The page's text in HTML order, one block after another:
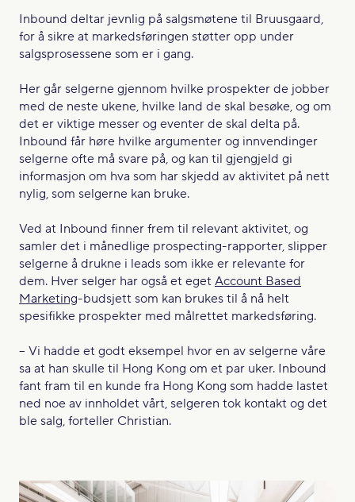
Inbound deltar jevnlig på salgsmøtene til Bruusgaard,
for å sikre at markedsføringen støtter opp under
salgsprosessene som er i gang.
Her går selgerne gjennom hvilke prospekter de jobber
med de neste ukene, hvilke land de skal besøke, og om
det er viktige messer og eventer de skal delta på.
Inbound får høre hvilke argumenter og innvendinger
selgerne ofte må svare på, og kan til gjengjeld gi
informasjon om hva som har skjedd av aktivitet på nett
nylig, som selgerne kan bruke.
Ved at Inbound finner frem til relevant aktivitet, og
samler det i månedlige prospecting-rapporter, slipper
selgerne å drukne i leads som ikke er relevante for
dem. Hver selger har også et eget Account Based
Marketing-budsjett som kan brukes til å nå helt
spesifikke prospekter med målrettet markedsføring.
– Vi hadde et godt eksempel hvor en av selgerne våre
sa at han skulle til Hong Kong om et par uker. Inbound
fant fram til en kunde fra Hong Kong som hadde lastet
ned noe av innholdet vårt, selgeren tok kontakt og det
ble salg, forteller Christian.